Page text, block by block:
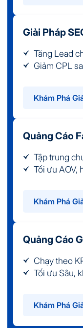
Giải Pháp
Tăng Lead
Giảm CPL
Khám Phá
Quảng Cáo
Tập trung
Tối ưu AOV,
Khám Phá
Quảng Cáo
Chạy theo
Tối ưu Sâu,
Khám Phá